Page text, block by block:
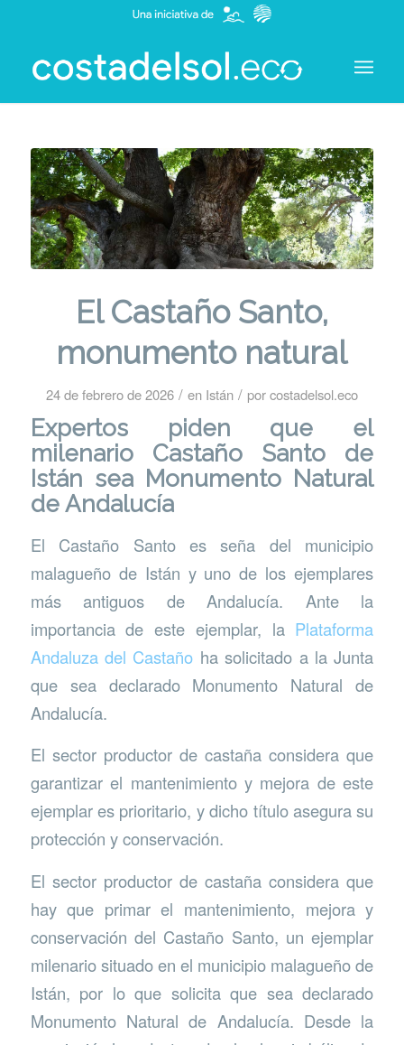
El Castaño Santo,
monumento natural
24 de febrero de 2026 / en Istán / porcostadelsol.eco
Expertos piden que el
milenario Castaño Santo de
Istán sea Monumento Natural
de Andalucía
El Castaño Santo es seña del municipio
malagueño de Istán y uno de los ejemplares
más antiguos de Andalucía. Ante la
importancia de este ejemplar, la Plataforma
Andaluza del Castaño ha solicitado a la Junta
que sea declarado Monumento Natural de
Andalucía.
El sector productor de castaña considera que
garantizar el mantenimiento y mejora de este
ejemplar es prioritario, y dicho título asegura su
protección y conservación.
El sector productor de castaña considera que
hay que primar el mantenimiento, mejora y
conservación del Castaño Santo, un ejemplar
milenario situado en el municipio malagueño de
Istán, por lo que solicita que sea declarado
Monumento Natural de Andalucía. Desde la